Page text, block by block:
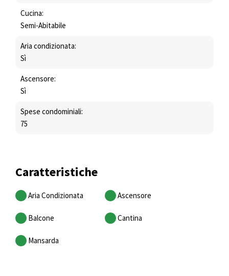
Cucina:
Semi-Abitabile
Aria condizionata:
Sì
Ascensore:
Sì
Spese condominiali:
75
Caratteristiche
Aria Condizionata Ascensore
Balcone Cantina
Mansarda